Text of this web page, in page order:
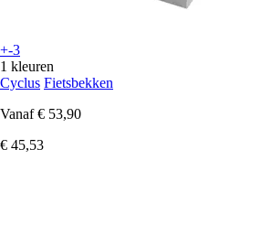
+-3
1 kleuren
Cyclus Fietsbekken
Vanaf € 53,90
€ 45,53